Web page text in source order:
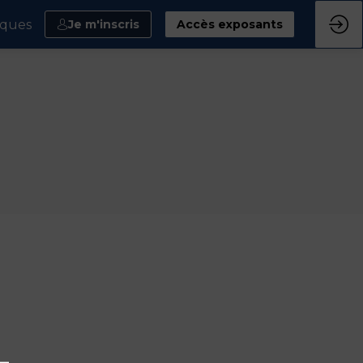
Je m'inscris Accès exposants